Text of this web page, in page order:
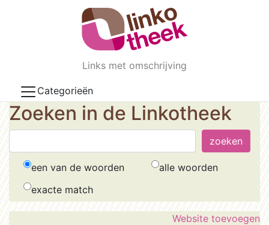
Skip to main content
Links met omschrijving
Categorieën
Zoeken in de Linkotheek
een van de woorden
alle woorden
exacte match
Website toevoegen